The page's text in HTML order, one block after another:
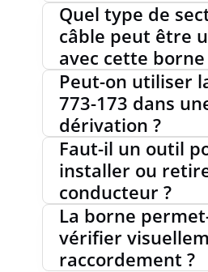
Quel type de
câble peut être
avec cette borne
Peut-on utiliser
773-173 dans
dérivation ?
Faut-il un outil
installer ou
conducteur ?
La borne
vérifier
raccordement ?